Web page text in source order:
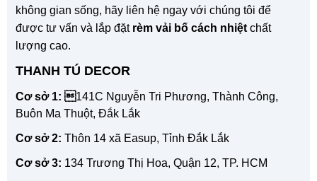
không gian sống, hãy liên hệ ngay với chúng tôi để
được tư vấn và lắp đặt rèm vải bố cách nhiệt chất
lượng cao.
THANH TÚ DECOR
Cơ sở 1: 141C Nguyễn Tri Phương, Thành Công,
Buôn Ma Thuột, Đắk Lắk
Cơ sở 2: Thôn 14 xã Easup, Tỉnh Đắk Lắk
Cơ sở 3: 134 Trương Thị Hoa, Quận 12, TP. HCM